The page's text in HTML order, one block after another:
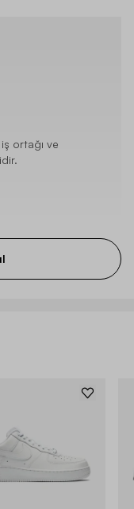
iş ortağı ve